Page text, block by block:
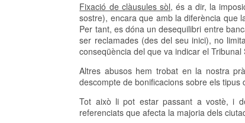
Fixació de clàusules sòl, és a dir, la
sostre), encara que amb la diferència que
Per tant, es dóna un desequilibri entre
ser reclamades (des del seu inici), no
conseqüència del que va indicar el Tribunal
Altres abusos hem trobat en la nostra
descompte de bonificacions sobre els tipus
Tot això li pot estar passant a vostè, i
referenciats que afecta la majoria dels